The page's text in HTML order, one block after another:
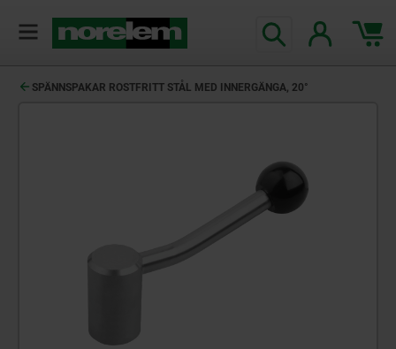
SPÄNNSPAKAR ROSTFRITT STÅL MED INNERGÄNGA, 20°